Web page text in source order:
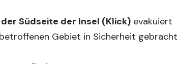
Südseite der Insel (Klick) evakuiert
Gebiet in Sicherheit